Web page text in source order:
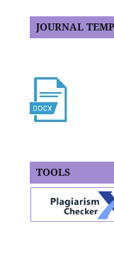
JOURNAL
TOOLS